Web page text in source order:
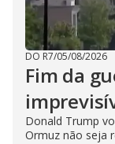
DO R7/05/08/2026
Fim da
Donald Trump
Ormuz não seja